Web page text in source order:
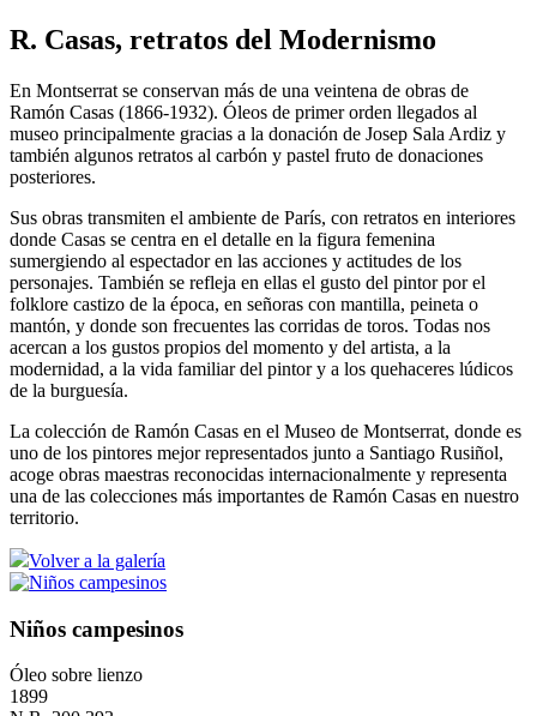
R. Casas, retratos del Modernismo
En Montserrat se conservan más de una veintena de obras de
Ramón Casas (1866-1932). Óleos de primer orden llegados al
museo principalmente gracias a la donación de Josep Sala Ardiz y
también algunos retratos al carbón y pastel fruto de donaciones
posteriores.
Sus obras transmiten el ambiente de París, con retratos en interiores
donde Casas se centra en el detalle en la figura femenina
sumergiendo al espectador en las acciones y actitudes de los
personajes. También se refleja en ellas el gusto del pintor por el
folklore castizo de la época, en señoras con mantilla, peineta o
mantón, y donde son frecuentes las corridas de toros. Todas nos
acercan a los gustos propios del momento y del artista, a la
modernidad, a la vida familiar del pintor y a los quehaceres lúdicos
de la burguesía.
La colección de Ramón Casas en el Museo de Montserrat, donde es
uno de los pintores mejor representados junto a Santiago Rusiñol,
acoge obras maestras reconocidas internacionalmente y representa
una de las colecciones más importantes de Ramón Casas en nuestro
territorio.
Volver a la galería
Niños campesinos
Óleo sobre lienzo
1899